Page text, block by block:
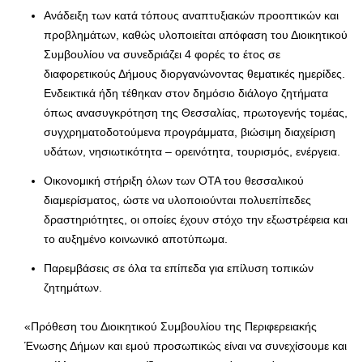
Ανάδειξη των κατά τόπους αναπτυξιακών προοπτικών και
προβλημάτων, καθώς υλοποιείται απόφαση του Διοικητικού
Συμβουλίου να συνεδριάζει 4 φορές το έτος σε
διαφορετικούς Δήμους διοργανώνοντας θεματικές ημερίδες.
Ενδεικτικά ήδη τέθηκαν στον δημόσιο διάλογο ζητήματα
όπως ανασυγκρότηση της Θεσσαλίας, πρωτογενής τομέας,
συγχρηματοδοτούμενα προγράμματα, βιώσιμη διαχείριση
υδάτων, νησιωτικότητα – ορεινότητα, τουρισμός, ενέργεια.
Οικονομική στήριξη όλων των ΟΤΑ του θεσσαλικού
διαμερίσματος, ώστε να υλοποιούνται πολυεπίπεδες
δραστηριότητες, οι οποίες έχουν στόχο την εξωστρέφεια και
το αυξημένο κοινωνικό αποτύπωμα.
Παρεμβάσεις σε όλα τα επίπεδα για επίλυση τοπικών
ζητημάτων.
«Πρόθεση του Διοικητικού Συμβουλίου της Περιφερειακής
Ένωσης Δήμων και εμού προσωπικώς είναι να συνεχίσουμε και